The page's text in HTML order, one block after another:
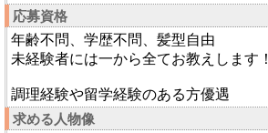
応募資格
年齢不問、学歴不問、髪型自由
未経験者には一から全てお教えします！
調理経験や留学経験のある方優遇
求める人物像